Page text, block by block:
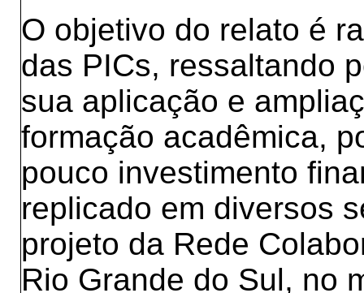
O objetivo do relato é
das PICs, ressaltando
sua aplicação e
formação acadêmica,
pouco investimento
replicado em diversos
projeto da Rede
Rio Grande do Sul, no